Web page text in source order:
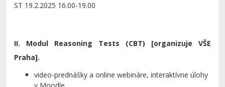
ST 19.2.2025 16.00-19.00
II. Modul Reasoning Tests (CBT) [organizuje VŠE
Praha].
video-prednášky a online webináre, interaktívne úlohy